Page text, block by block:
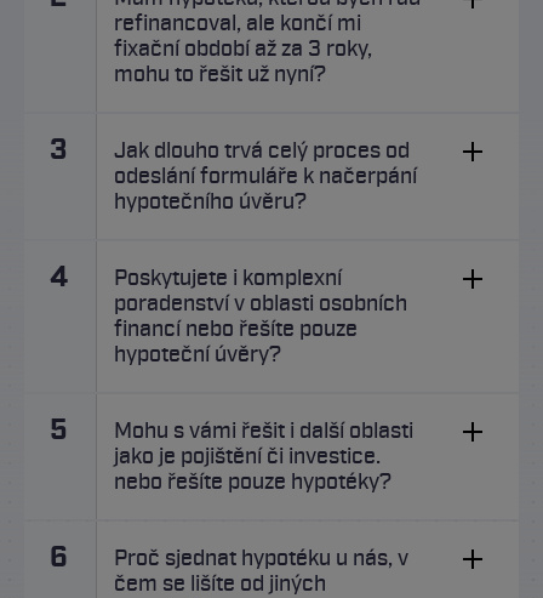
refinancoval, ale končí mi
fixační období až za 3 roky,
mohu to řešit už nyní?
3
Jak dlouho trvá celý proces od
odeslání formuláře k načerpání
hypotečního úvěru?
4
Poskytujete i komplexní
poradenství v oblasti osobních
financí nebo řešíte pouze
hypoteční úvěry?
5
Mohu s vámi řešit i další oblasti
jako je pojištění či investice.
nebo řešíte pouze hypotéky?
6
Proč sjednat hypotéku u nás, v
čem se lišíte od jiných